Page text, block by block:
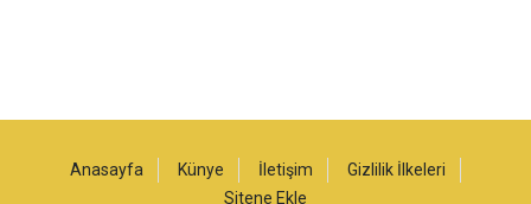
Anasayfa Künye İletişim
Gizlilik İlkeleri
Sitene Ekle